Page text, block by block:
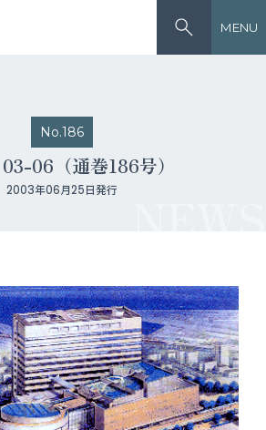
MENU
No.186
06（通巻186号）
2003年06月25日発行